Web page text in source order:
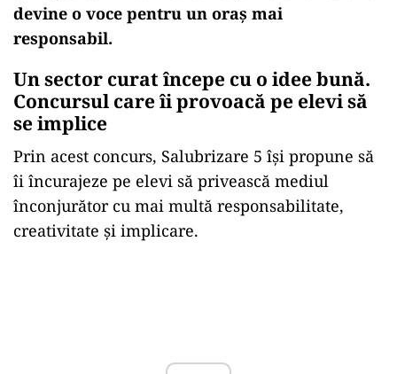
devine o voce pentru un oraș mai
responsabil.
Un sector curat începe cu o idee bună.
Concursul care îi provoacă pe elevi să
se implice
Prin acest concurs, Salubrizare 5 își propune să
îi încurajeze pe elevi să privească mediul
înconjurător cu mai multă responsabilitate,
creativitate și implicare.